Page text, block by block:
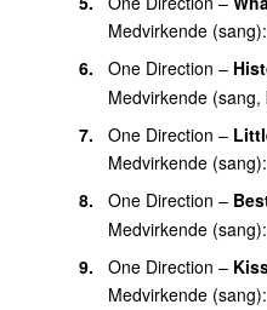
28.
Meet Me in the
Paint by Numbers
28.
She
Taste Back
28.
To Be So Lonely
The Waiting Game
Medvirkende (sang):
6.
One Direction –
Medvirkende (sang,
7.
One Direction –
Medvirkende (sang):
8.
One Direction –
Medvirkende (sang):
9.
One Direction –
Medvirkende (sang):